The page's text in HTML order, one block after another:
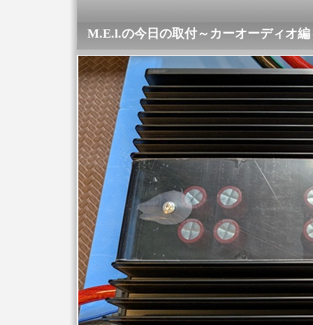
M.E.l.の今日の取付～カーオーディオ編